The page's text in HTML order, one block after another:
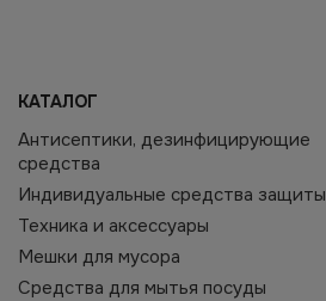
КАТАЛОГ
Антисептики, дезинфицирующие
средства
Индивидуальные средства защиты
Техника и аксессуары
Мешки для мусора
Средства для мытья посуды